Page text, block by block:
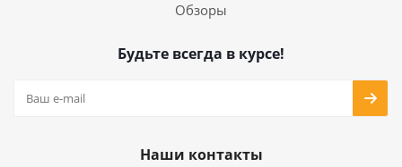
Обзоры
Будьте всегда в курсе!
Наши контакты